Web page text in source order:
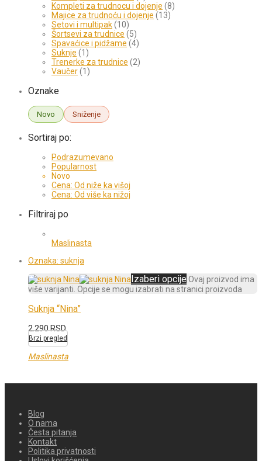
Kompleti za trudnocu i dojenje (8)
Majice za trudnoću i dojenje (13)
Setovi i multipak(10)
Šortsevi za trudnice (5)
Spavaćice i pidžame (4)
Suknje (1)
Trenerke za trudnice (2)
Vaučer(1)
Oznake
Novo Sniženje
Sortiraj po:
Podrazumevano
Popularnost
Novo
Cena: Od niže ka višoj
Cena: Od više ka nižoj
Filtriraj po
Maslinasta
Oznaka: suknja
Izaberi opcije Ovaj proizvod ima
više varijanti. Opcije se mogu izabrati na stranici proizvoda
Suknja “Nina”
2.290RSD
Brzi pregled
Maslinasta
Blog
O nama
Česta pitanja
Kontakt
Politika privatnosti